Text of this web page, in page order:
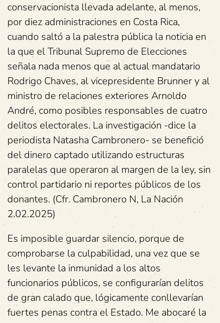
conservacionista llevada adelante, al menos,
por diez administraciones en Costa Rica,
cuando saltó a la palestra pública la noticia en
la que el Tribunal Supremo de Elecciones
señala nada menos que al actual mandatario
Rodrigo Chaves, al vicepresidente Brunner y al
ministro de relaciones exteriores Arnoldo
André, como posibles responsables de cuatro
delitos electorales. La investigación -dice la
periodista Natasha Cambronero- se benefició
del dinero captado utilizando estructuras
paralelas que operaron al margen de la ley, sin
control partidario ni reportes públicos de los
donantes. (Cfr. Cambronero N, La Nación
2.02.2025)
Es imposible guardar silencio, porque de
comprobarse la culpabilidad, una vez que se
les levante la inmunidad a los altos
funcionarios públicos, se configurarían delitos
de gran calado que, lógicamente conllevarían
fuertes penas contra el Estado. Me abocaré la